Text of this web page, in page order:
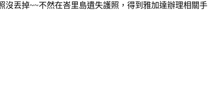
丟掉~~不然在峇里島遺失護照，得到雅加達辦理相關手